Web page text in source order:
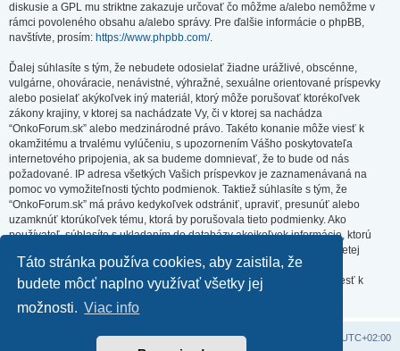
Táto stránka používa cookies, aby zaistila, že
budete môcť naplno využívať všetky jej
možnosti. Viac info
diskusie a GPL mu striktne zakazuje určovať čo môžme a/alebo nemôžme v
rámci povoleného obsahu a/alebo správy. Pre ďalšie informácie o phpBB,
navštívte, prosím: https://www.phpbb.com/.
Ďalej súhlasíte s tým, že nebudete odosielať žiadne urážlivé, obscénne,
vulgárne, ohováracie, nenávistné, výhražné, sexuálne orientované príspevky
alebo posielať akýkoľvek iný materiál, ktorý môže porušovať ktorékoľvek
zákony krajiny, v ktorej sa nachádzate Vy, či v ktorej sa nachádza
“OnkoForum.sk” alebo medzinárodné právo. Takéto konanie môže viesť k
okamžitému a trvalému vylúčeniu, s upozornením Vášho poskytovateľa
internetového pripojenia, ak sa budeme domnievať, že to bude od nás
požadované. IP adresa všetkých Vašich príspevkov je zaznamenávaná na
pomoc vo vymožiteľnosti týchto podmienok. Taktiež súhlasíte s tým, že
“OnkoForum.sk” má právo kedykoľvek odstrániť, upraviť, presunúť alebo
uzamknúť ktorúkoľvek tému, ktorá by porušovala tieto podmienky. Ako
používateľ, súhlasíte s ukladaním do databázy akejkoľvek informácie, ktorú
vložíte. Hoci táto informácia nebude zverejnená/poskytnutá žiadnej tretej
strane bez Vášho súhlasu, ani “OnkoForum.sk” ani phpBB nenesú
zodpovednosť za akýkoľvek pokus o prienik (hacking), ktorý môže viesť k
Obsah portálu UTC+02:00